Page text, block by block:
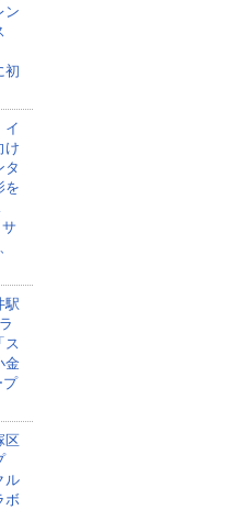
ン
初
イ
け
タ
を
駅
ス
金
プ
区
ル
ボ